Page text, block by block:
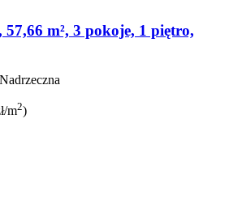
57,66 m², 3 pokoje, 1 piętro,
m2)